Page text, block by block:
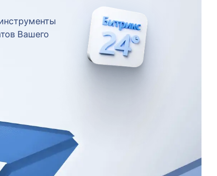
Вашего